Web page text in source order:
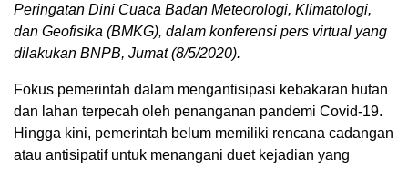
Peringatan Dini Cuaca Badan Meteorologi, Klimatologi,
dan Geofisika (BMKG), dalam konferensi pers virtual yang
dilakukan BNPB, Jumat (8/5/2020).
Fokus pemerintah dalam mengantisipasi kebakaran hutan
dan lahan terpecah oleh penanganan pandemi Covid-19.
Hingga kini, pemerintah belum memiliki rencana cadangan
atau antisipatif untuk menangani duet kejadian yang